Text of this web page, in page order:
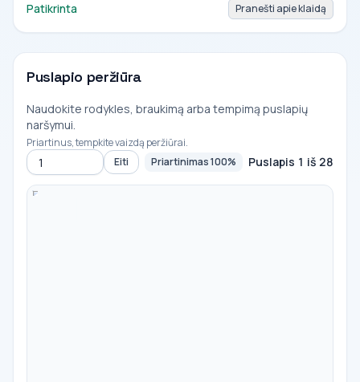
Patikrinta
Pranešti apie klaidą
Puslapio peržiūra
Naudokite rodykles, braukimą arba tempimą puslapių
naršymui.
Priartinus, tempkite vaizdą peržiūrai.
Eiti į puslapį Eiti Priartinimas 100% Puslapis 1 iš 28